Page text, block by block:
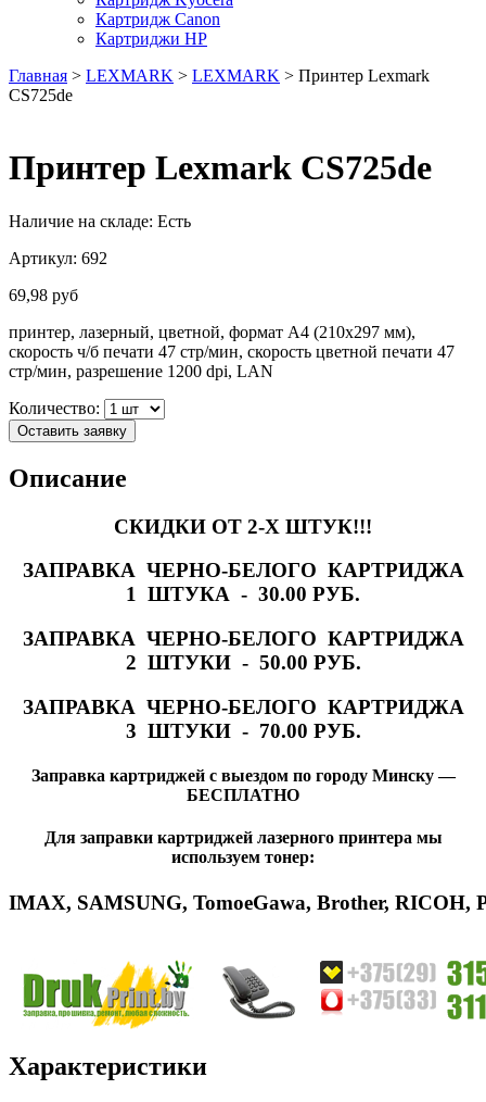
Картридж Canon
Картриджи HP
Главная > LEXMARK > LEXMARK > Принтер Lexmark
CS725de
Принтер Lexmark CS725de
Наличие на складе: Есть
Артикул: 692
69,98 руб
принтер, лазерный, цветной, формат A4 (210x297 мм),
скорость ч/б печати 47 стр/мин, скорость цветной печати 47
стр/мин, разрешение 1200 dpi, LAN
Количество:
Оставить заявку
Описание
СКИДКИ ОТ 2-Х ШТУК!!!
ЗАПРАВКА ЧЕРНО-БЕЛОГО КАРТРИДЖА
1 ШТУКА - 30.00 РУБ.
ЗАПРАВКА ЧЕРНО-БЕЛОГО КАРТРИДЖА
2 ШТУКИ - 50.00 РУБ.
ЗАПРАВКА ЧЕРНО-БЕЛОГО КАРТРИДЖА
3 ШТУКИ - 70.00 РУБ.
Заправка картриджей с выездом по городу Минску —
БЕСПЛАТНО
Для заправки картриджей лазерного принтера мы
используем тонер:
IMAX, SAMSUNG, TomoeGawa, Brother, RICOH,
Характеристики